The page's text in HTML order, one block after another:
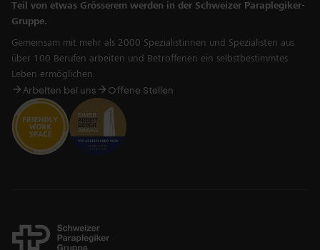
Teil von etwas Grösserem werden in der Schweizer Paraplegiker-
Gruppe.
Gemeinsam mit mehr als 2000 Spezialistinnen und Spezialisten aus
über 100 Berufen arbeiten und Betroffenen ein selbstbestimmtes
Leben ermöglichen.
Arbeiten bei uns Offene Stellen